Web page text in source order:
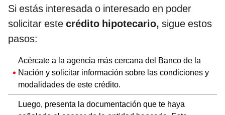
Si estás interesada o interesado en poder
solicitar este crédito hipotecario, sigue estos
pasos:
Acércate a la agencia más cercana del Banco de la
Nación y solicitar información sobre las condiciones y
modalidades de este crédito.
Luego, presenta la documentación que te haya